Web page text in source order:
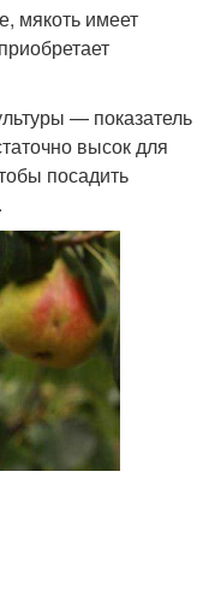
мякоть имеет
— показатель
высок для
посадить